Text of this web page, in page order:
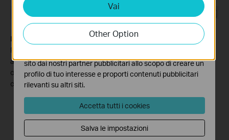
Passo 6.
Ora avete creato con successo la connessione dial up
PPPoE. Potete connettervi o disconnettervi mediante il tasto
apposito che è presente alla voceConnessione a banda larga
che compare facendo clic sulla tray icon che assomiglia ad un
computer in basso a destra dello schermo del vostro PC.
Vai
Other Option
Analytics e Marketing Cookies
I cookies analitici ci permettono di analizzare le tue
attività sul nostro sito allo scopo di migliorarne le
funzionalità.
sito dai nostri partner pubblicitari allo scopo di creare un
profilo di tuo interesse e proporti contenuti pubblicitari
rilevanti su altri siti.
Accetta tutti i cookies
Salva le impostazioni